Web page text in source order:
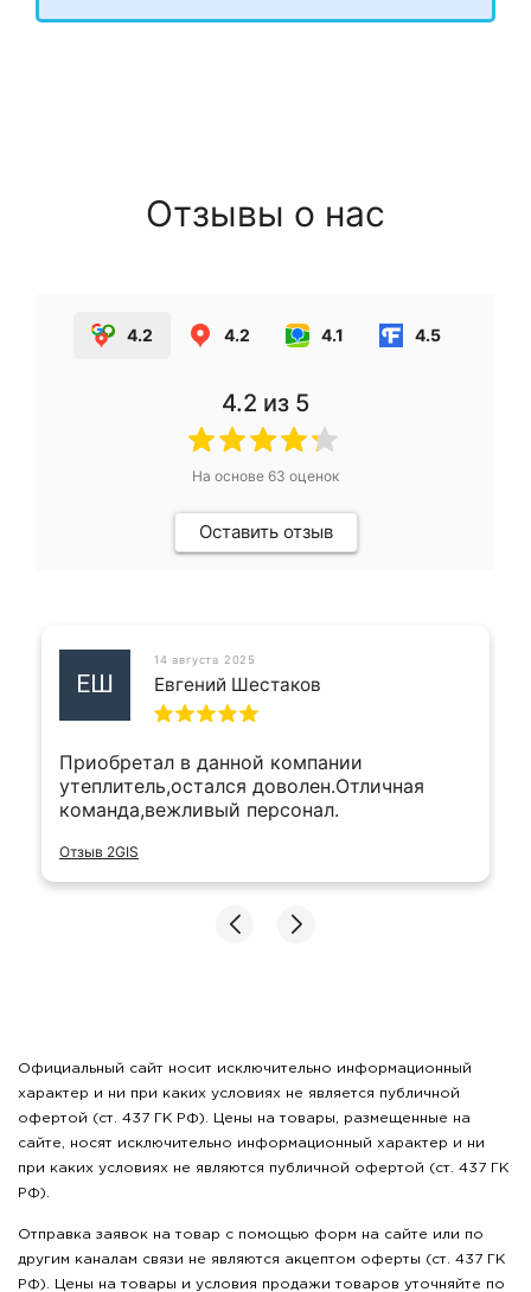
Отзывы о нас
4.2 4.2 4.1 4.5
4.2 из 5
На основе 63 оценок
Оставить отзыв
ЕШ
14 августа 2025
Евгений Шестаков
Приобретал в данной компании
утеплитель,остался доволен.Отличная
команда,вежливый персонал.
Отзыв 2GIS
Официальный сайт носит исключительно информационный
характер и ни при каких условиях не является публичной
офертой (ст. 437 ГК РФ). Цены на товары, размещенные на
сайте, носят исключительно информационный характер и ни
при каких условиях не являются публичной офертой (ст. 437 ГК
РФ).
Отправка заявок на товар с помощью форм на сайте или по
другим каналам связи не являются акцептом оферты (ст. 437 ГК
РФ). Цены на товары и условия продажи товаров уточняйте по